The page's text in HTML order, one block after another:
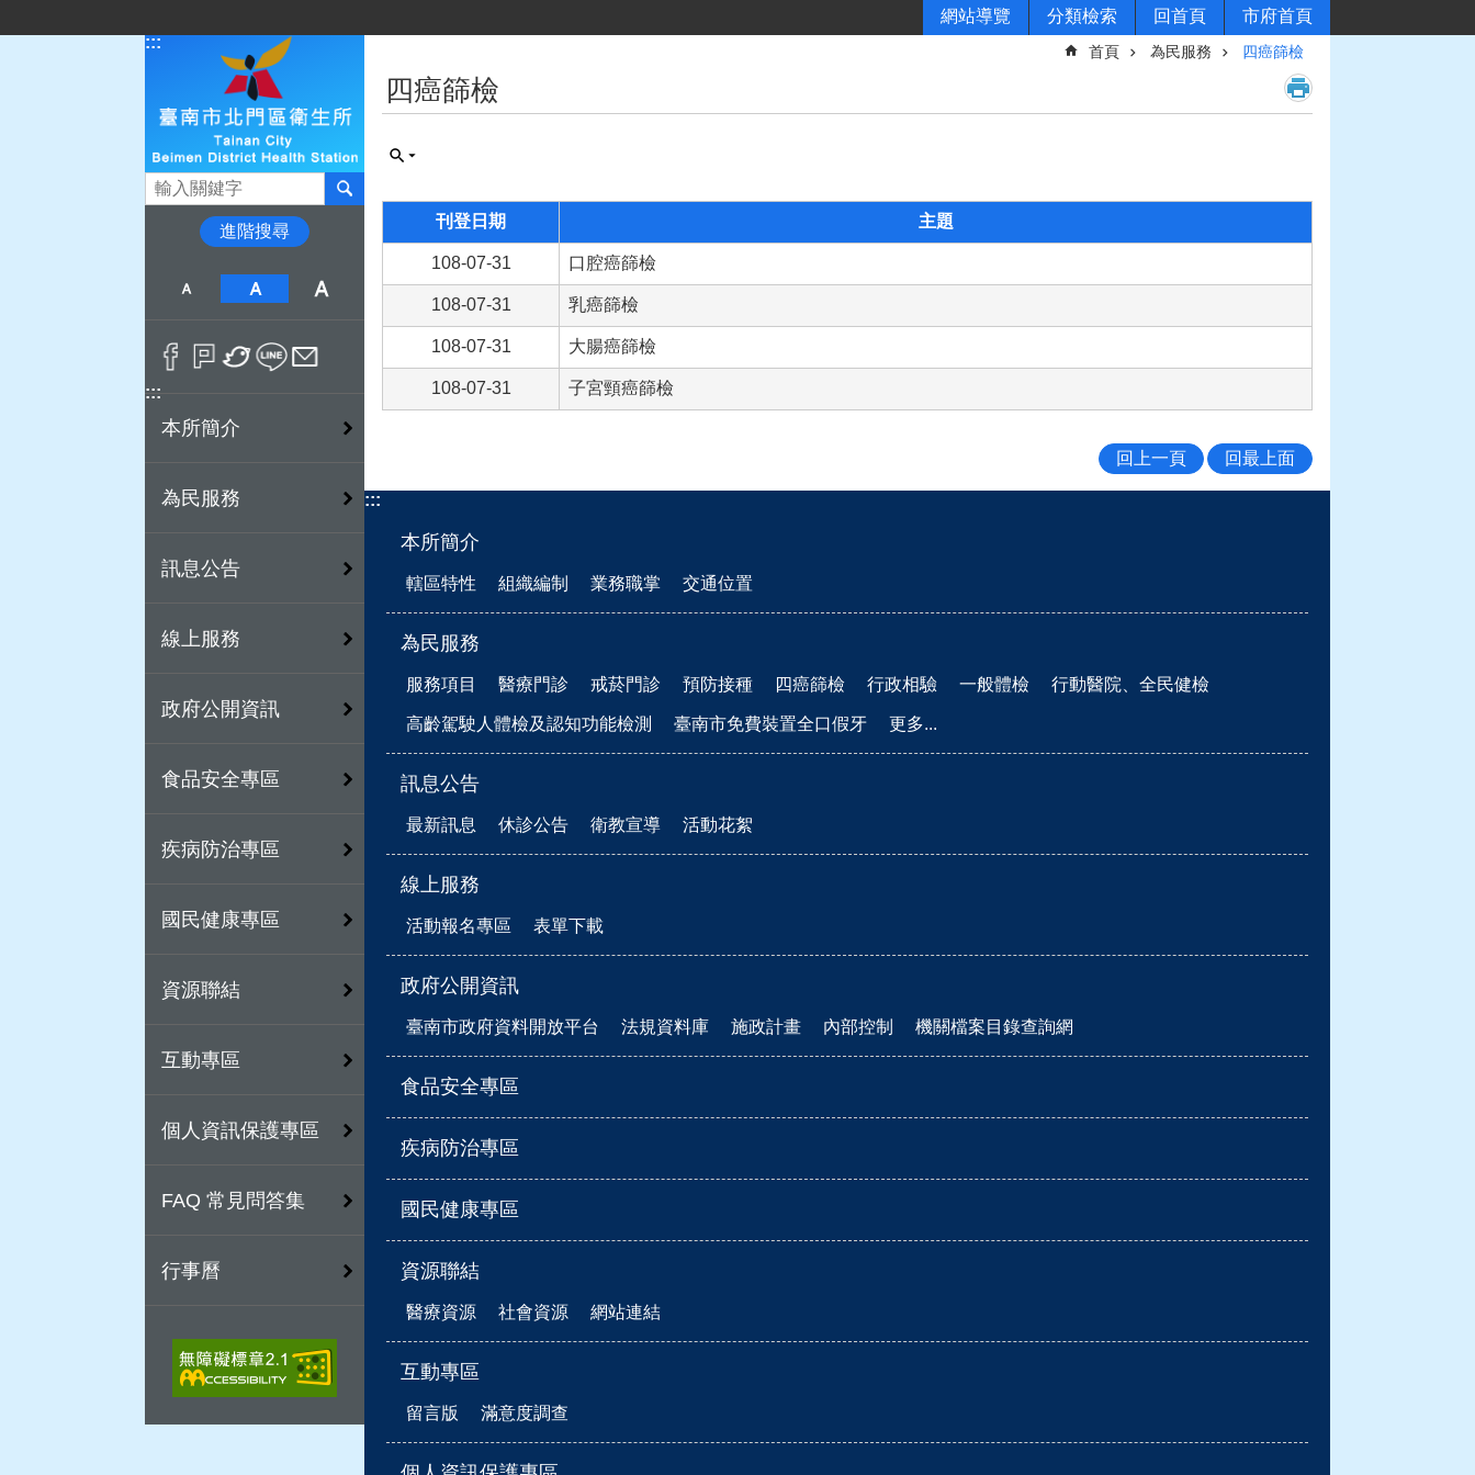
:::
網站導覽 分類檢索 回首頁 市府首頁
搜尋
進階搜尋
:::
本所簡介
為民服務
訊息公告
線上服務
政府公開資訊
食品安全專區
疾病防治專區
國民健康專區
資源聯結
互動專區
個人資訊保護專區
FAQ 常見問答集
行事曆
首頁 為民服務 四癌篩檢
四癌篩檢
刊登日期 主題
108-07-31 口腔癌篩檢
108-07-31 乳癌篩檢
108-07-31 大腸癌篩檢
108-07-31 子宮頸癌篩檢
回上一頁 回最上面
:::
本所簡介
轄區特性 組織編制 業務職掌 交通位置
為民服務
服務項目 醫療門診 戒菸門診 預防接種 四癌篩檢 行政相驗 一般體檢 行動醫院、全民健檢
高齡駕駛人體檢及認知功能檢測 臺南市免費裝置全口假牙 更多...
訊息公告
最新訊息 休診公告 衛教宣導 活動花絮
線上服務
活動報名專區 表單下載
政府公開資訊
臺南市政府資料開放平台 法規資料庫 施政計畫 內部控制 機關檔案目錄查詢網
食品安全專區
疾病防治專區
國民健康專區
資源聯結
醫療資源 社會資源 網站連結
互動專區
留言版 滿意度調查